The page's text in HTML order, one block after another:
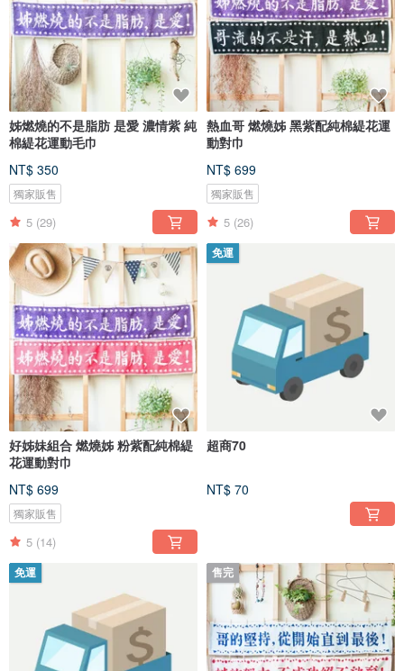
姊燃燒的不是脂肪 是愛 濃情紫 純
棉緹花運動毛巾
NT$ 350
獨家販售
5 (29)
熱血哥 燃燒姊 黑紫配純棉緹花運
動對巾
NT$ 699
獨家販售
5 (26)
好姊妹組合 燃燒姊 粉紫配純棉緹
花運動對巾
NT$ 699
獨家販售
5 (14)
免運
超商70
NT$ 70
免運 售完